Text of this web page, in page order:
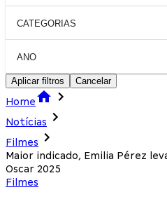
CATEGORIAS
ANO
Aplicar filtros Cancelar
Home
Notícias
Filmes
Maior indicado, Emilia Pérez
Oscar 2025
Filmes